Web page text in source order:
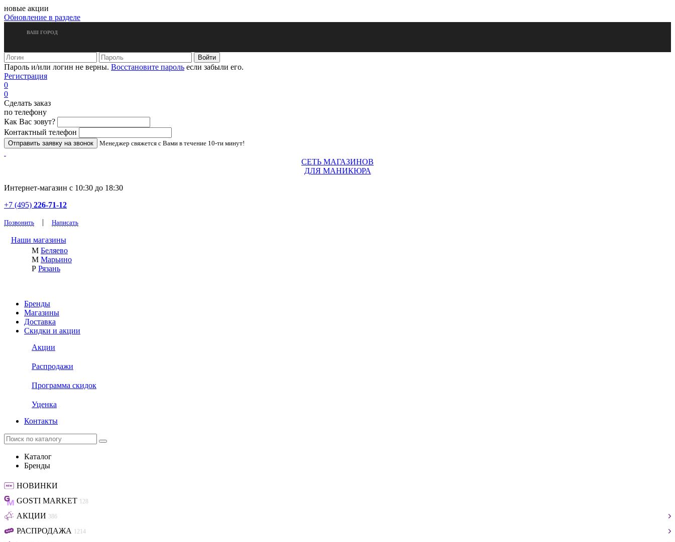
новые акции
Обновление в разделе
ВАШ ГОРОД
Пароль и/или логин не верны. Восстановите пароль если забыли его.
Регистрация
0
0
Сделать заказ
по телефону
Как Вас зовут?
Контактный телефон
Менеджер свяжется с Вами в течение 10-ти минут!
СЕТЬ МАГАЗИНОВ
ДЛЯ МАНИКЮРА
Интернет-магазин с 10:30 до 18:30
+7 (495) 226-71-12
Позвонить | Написать
Наши магазины
М Беляево
М Марьино
Р Рязань
Бренды
Магазины
Доставка
Скидки и акции
Акции
Распродажи
Программа скидок
Уценка
Контакты
Каталог
Бренды
НОВИНКИ
GOSTI MARKET 128
АКЦИИ 386
РАСПРОДАЖА 1214